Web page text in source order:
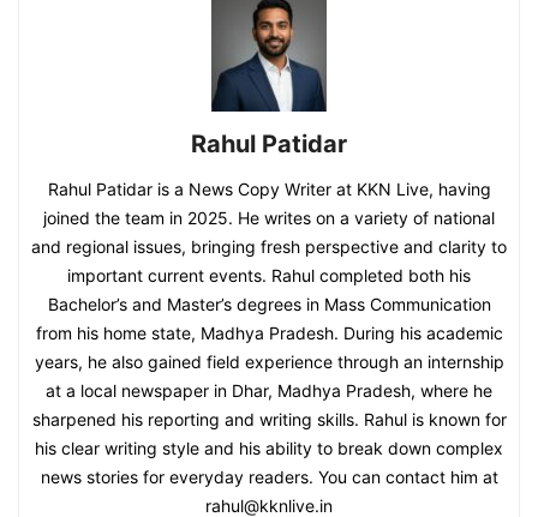
Rahul Patidar
Rahul Patidar is a News Copy Writer at KKN Live, having
joined the team in 2025. He writes on a variety of national
and regional issues, bringing fresh perspective and clarity to
important current events. Rahul completed both his
Bachelor’s and Master’s degrees in Mass Communication
from his home state, Madhya Pradesh. During his academic
years, he also gained field experience through an internship
at a local newspaper in Dhar, Madhya Pradesh, where he
sharpened his reporting and writing skills. Rahul is known for
his clear writing style and his ability to break down complex
news stories for everyday readers. You can contact him at
rahul@kknlive.in